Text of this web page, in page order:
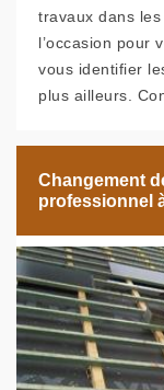
travaux dans
l’occasion pour
vous identifier
plus ailleurs.
Changement
professionnel